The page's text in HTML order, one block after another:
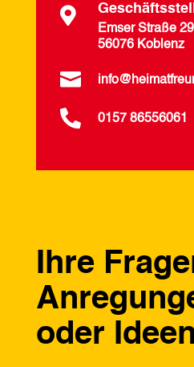

Emser Straße
56076 Koblenz

 0157 86556061
Ihre
oder Ideen